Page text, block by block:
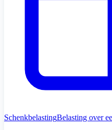
SchenkbelastingBelasting over